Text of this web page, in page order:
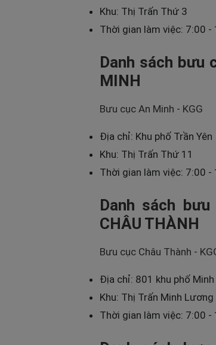
Khu: Thị Trấn Thứ 3
Thời gian làm việc: 7:00 -
Danh sách bưu
MINH
Bưu cục An Minh - KGG
Địa chỉ: Khu phố Trần Yên
Khu: Thị Trấn Thứ 11
Thời gian làm việc: 7:00 -
Danh sách
CHÂU THÀNH
Bưu cục Châu Thành -
Địa chỉ: 801 khu phố Minh
Khu: Thị Trấn Minh Lương
Thời gian làm việc: 7:00 -